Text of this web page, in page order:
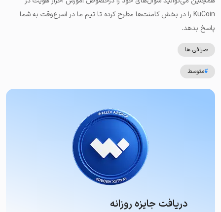
KuCoin را در بخش کامنت‌ها مطرح کرده تا تیم ما در اسرع‌وقت به شما
پاسخ بدهد.
صرافی ها
#متوسط
دریافت جایزه روزانه